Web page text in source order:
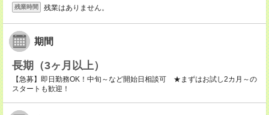
残業時間 残業はありません。
期間
長期（3ヶ月以上）
【急募】即日勤務OK！中旬～など開始日相談可 ★まずはお試し2カ月～の
スタートも歓迎！